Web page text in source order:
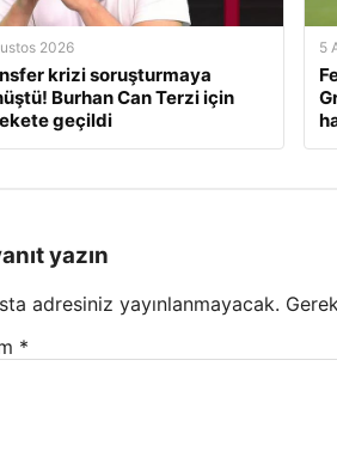
2026
krizi soruşturmaya
Burhan Can Terzi için
geçildi
5
yazın
adresiniz yayınlanmayacak.
*